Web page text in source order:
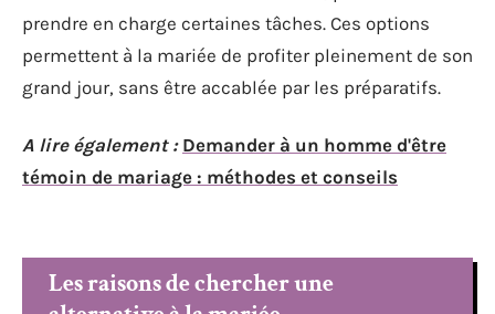
prendre en charge certaines tâches. Ces options
permettent à la mariée de profiter pleinement de son
grand jour, sans être accablée par les préparatifs.
A lire également : Demander à un homme d'être
témoin de mariage : méthodes et conseils
Les raisons de chercher une